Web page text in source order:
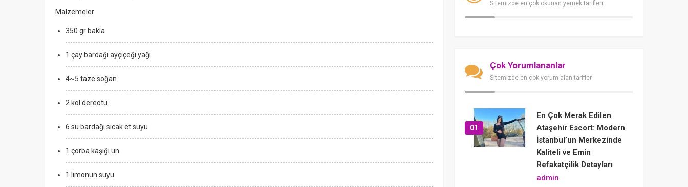
Malzemeler
350 gr bakla
1 çay bardağı ayçiçeği yağı
4~5 taze soğan
2 kol dereotu
6 su bardağı sıcak et suyu
1 çorba kaşığı un
1 limonun suyu
Sitemizde en çok okunan yemek tarifleri
Çok Yorumlananlar
Sitemizde en çok yorum alan tarifler
01
En Çok Merak Edilen
Ataşehir Escort: Modern
İstanbul’un Merkezinde
Kaliteli ve Emin
Refakatçilik Detayları
admin